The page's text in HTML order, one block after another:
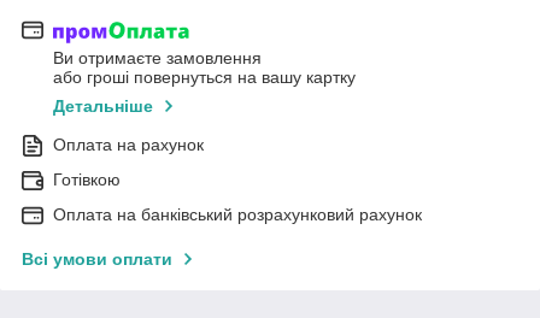
Ви отримаєте замовлення
або гроші повернуться на вашу картку
Детальніше
Оплата на рахунок
Готівкою
Оплата на банківський розрахунковий рахунок
Всі умови оплати